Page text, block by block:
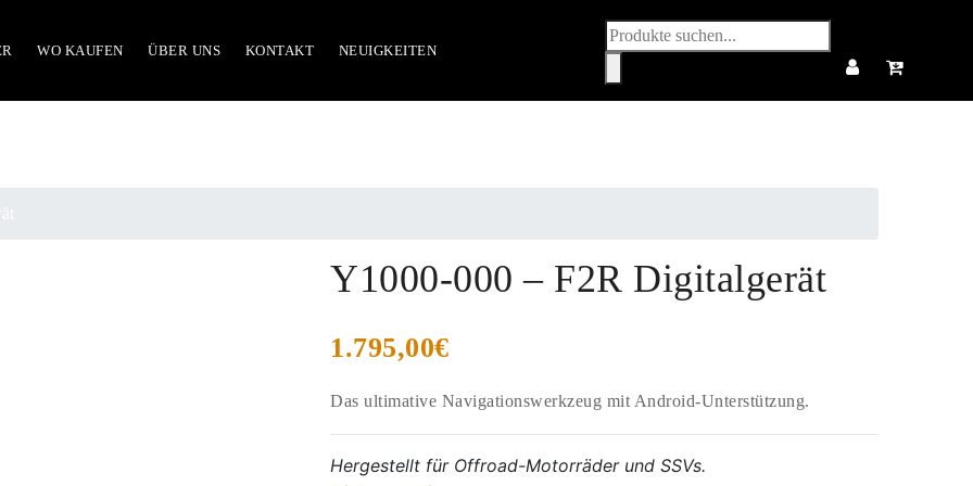
WO KAUFEN ÜBER UNS KONTAKT NEUIGKEITEN
Produktsuche
Y1000-000 – F2R Digitalgerät
1.795,00€
Das ultimative Navigationswerkzeug mit Android-Unterstützung.
Hergestellt für Offroad-Motorräder und SSVs.